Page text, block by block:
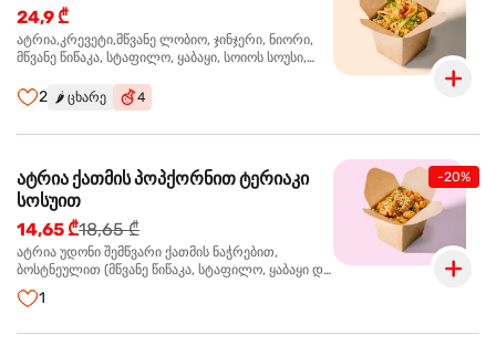
24,9 ₾
ატრია,კრევეტი,მწვანე ლობიო, ჯინჯერი, ნიორი,
მწვანე წიწაკა, სტაფილო, ყაბაყი, სოიოს სოუსი,
მწვანე ხახვი, სეზამი, კრევეტები, სეზამის ზეთი,
2 🌶️ ცხარე 4
-20%
ატრია ქათმის პოპქორნით ტერიაკი
სოსუით
14,65 ₾18,65 ₾
ატრია უდონი შემწვარი ქათმის ნაჭრებით,
ბოსტნეულით (მწვანე წიწაკა, სტაფილო, ყაბაყი და
ნიორი) ტერიაკის სოუსით, მწვანე ლობიო. სეზამის
მარცვლები,ხახვი,მწვანე ხახვი
1